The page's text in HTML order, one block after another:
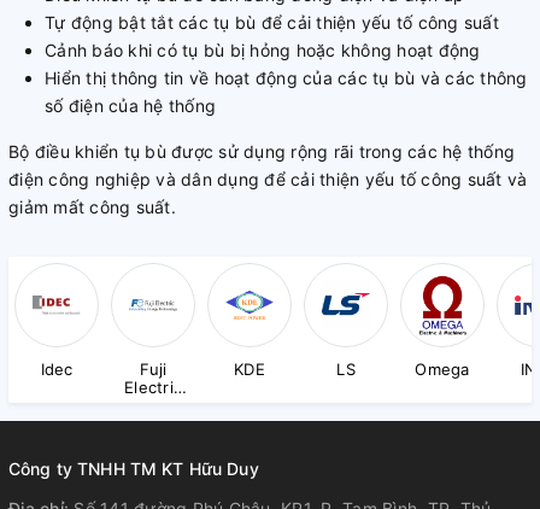
Tự động bật tắt các tụ bù để cải thiện yếu tố công suất
Cảnh báo khi có tụ bù bị hỏng hoặc không hoạt động
Hiển thị thông tin về hoạt động của các tụ bù và các thông
số điện của hệ thống
Bộ điều khiển tụ bù được sử dụng rộng rãi trong các hệ thống
điện công nghiệp và dân dụng để cải thiện yếu tố công suất và
giảm mất công suất.
Idec
Fuji
Electric
(ED&C)
KDE LS Omega
Công ty TNHH TM KT Hữu Duy